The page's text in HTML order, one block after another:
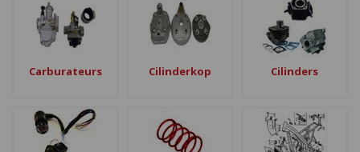
Carburateurs Cilinderkop Cilinders